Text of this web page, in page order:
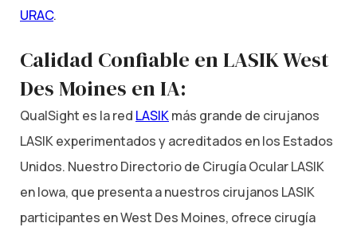
URAC.
Calidad Confiable en LASIK West
Des Moines en IA:
QualSight es la red LASIKmás grande de cirujanos
LASIK experimentados y acreditados en los Estados
Unidos. Nuestro Directorio de Cirugía Ocular LASIK
en Iowa, que presenta a nuestros cirujanos LASIK
participantes en West Des Moines, ofrece cirugía